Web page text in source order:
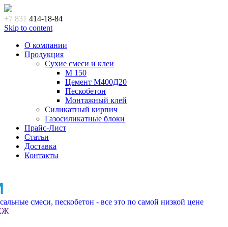
+7 831 414-18-84
Skip to content
О компании
Продукция
Сухие смеси и клеи
M 150
Цемент М400Д20
Пескобетон
Монтажный клей
Силикатный кирпич
Газосиликатные блоки
Прайс-Лист
Статьи
Доставка
Контакты
смеси, пескобетон - все это по самой низкой цене